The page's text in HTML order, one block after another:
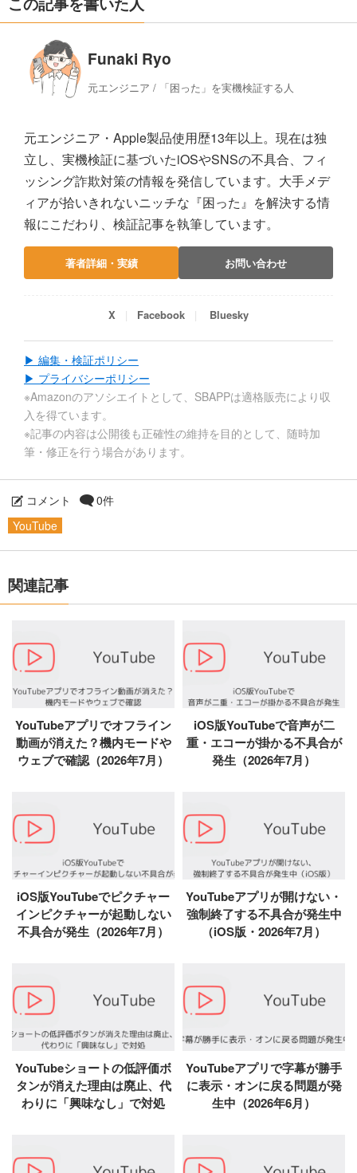
Funaki Ryo
元エンジニア / 「困った」を実機検証する人
元エンジニア・Apple製品使用歴13年以上。現在は独
立し、実機検証に基づいたiOSやSNSの不具合、フィ
ッシング詐欺対策の情報を発信しています。大手メデ
ィアが拾いきれないニッチな『困った』を解決する情
報にこだわり、検証記事を執筆しています。
著者詳細・実績 お問い合わせ
X Facebook Bluesky
▶ 編集・検証ポリシー
▶ プライバシーポリシー
※Amazonのアソシエイトとして、SBAPPは適格販売により収
入を得ています。
※記事の内容は公開後も正確性の維持を目的として、随時加
筆・修正を行う場合があります。
コメント
0件
YouTube
関連記事
YouTubeアプリでオフライン
動画が消えた？機内モードや
ウェブで確認（2026年7月）
iOS版YouTubeで音声が二
重・エコーが掛かる不具合が
発生（2026年7月）
iOS版YouTubeでピクチャー
インピクチャーが起動しない
不具合が発生（2026年7月）
YouTubeアプリが開けない・
強制終了する不具合が発生中
（iOS版・2026年7月）
YouTubeショートの低評価ボ
タンが消えた理由は廃止、代
わりに「興味なし」で対処
YouTubeアプリで字幕が勝手
に表示・オンに戻る問題が発
生中（2026年6月）